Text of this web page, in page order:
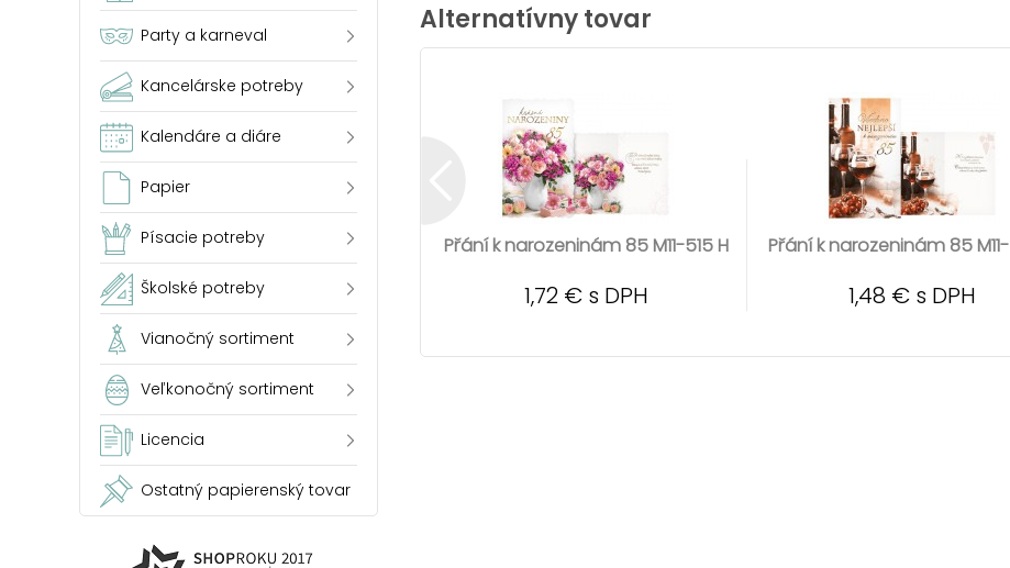
Party a karneval
Kancelárske potreby
Kalendáre a diáre
Papier
Písacie potreby
Školské potreby
Vianočný sortiment
Veľkonočný sortiment
Licencia
Ostatný papierenský tovar
Alternatívny tovar
Přání k narozeninám 85 M11-515 H
1,72 € s DPH
Přání k narozeninám 85
1,48 € s DPH